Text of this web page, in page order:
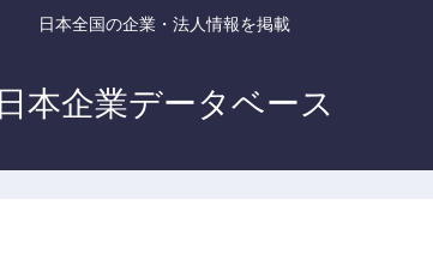
日本全国の企業・法人情報を掲載
日本企業データベース